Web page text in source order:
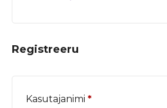
Registreeru
Kasutajanimi *Nõutud